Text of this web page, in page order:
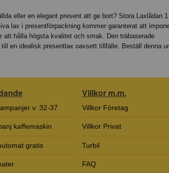
eller en elegant present att ge bort? Stora Laxlådan
lax i presentförpackning kommer garanterat att
att hålla högsta kvalitet och smak. Den träbaserade
en idealisk presentlax oavsett tillfälle. Beställ denna
v. 32-37
kaffemaskin
gratis
Villkor m.m.
Villkor Företag
Villkor Privat
Turbil
FAQ